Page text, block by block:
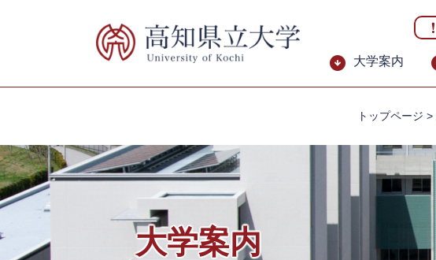
先
を
て
本
文
大学案内
トップページ >
大学案内